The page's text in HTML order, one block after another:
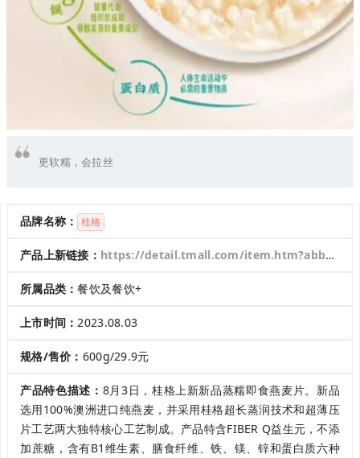
更软糯，会拉丝
品牌名称： 桂格
产品上新链接： https://detail.tmall.com/item.htm?abbucket=12&id=730295432814&ns=1&spm=a230r.1.14.30.54166884wXIs3a
所属品类：餐饮及餐饮+
上市时间：2023.08.03
规格/售价： 600g/29.9元
产品特色描述： 8月3日，桂格上新新品蒸糯即食燕麦片。新品
选用100%澳洲进口纯燕麦，并采用桂格超长蒸润技术和超薄压
片工艺两大独特核心工艺制成。产品特含FIBER Q益生元，不添
加蔗糖，含有B1维生素、膳食纤维、铁、镁、锌和蛋白质六种